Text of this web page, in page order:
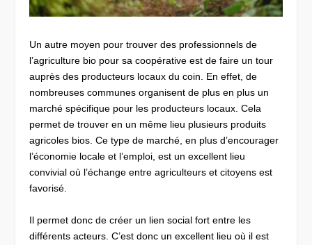
Un autre moyen pour trouver des professionnels de
l’agriculture bio pour sa coopérative est de faire un tour
auprès des producteurs locaux du coin. En effet, de
nombreuses communes organisent de plus en plus un
marché spécifique pour les producteurs locaux. Cela
permet de trouver en un même lieu plusieurs produits
agricoles bios. Ce type de marché, en plus d’encourager
l’économie locale et l’emploi, est un excellent lieu
convivial où l’échange entre agriculteurs et citoyens est
favorisé.
Il permet donc de créer un lien social fort entre les
différents acteurs. C’est donc un excellent lieu où il est